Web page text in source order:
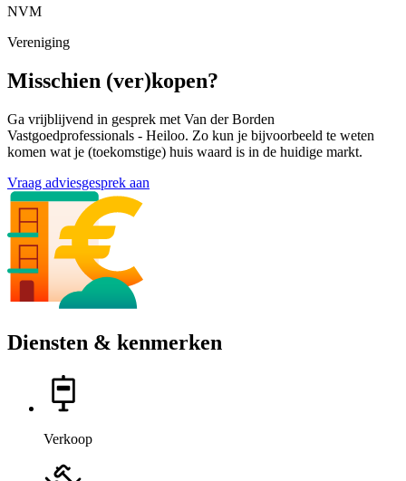
NVM
Vereniging
Misschien (ver)kopen?
Ga vrijblijvend in gesprek met Van der Borden
Vastgoedprofessionals - Heiloo. Zo kun je bijvoorbeeld te weten
komen wat je (toekomstige) huis waard is in de huidige markt.
Vraag adviesgesprek aan
Diensten & kenmerken
Verkoop